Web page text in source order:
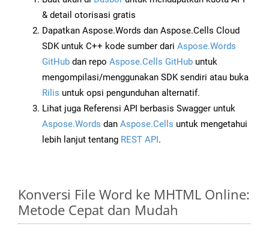
& detail otorisasi gratis
Dapatkan Aspose.Words dan Aspose.Cells Cloud
SDK untuk C++ kode sumber dari Aspose.Words
GitHub dan repo Aspose.Cells GitHub untuk
mengompilasi/menggunakan SDK sendiri atau buka
Rilis untuk opsi pengunduhan alternatif.
Lihat juga Referensi API berbasis Swagger untuk
Aspose.Words dan Aspose.Cells untuk mengetahui
lebih lanjut tentang REST API.
Konversi File Word ke MHTML Online:
Metode Cepat dan Mudah